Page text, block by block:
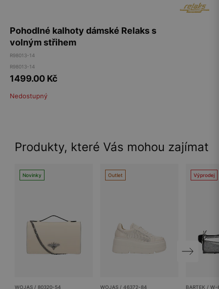
Pohodlné kalhoty dámské Relaks s
volným střihem
R98013-14
R98013-14
1499.00 Kč
Nedostupný
Produkty, které Vás mohou zajímat
Novinky
WOJAS / 80320-54
Outlet
WOJAS / 46372-84
Výprodej
BARTEK /